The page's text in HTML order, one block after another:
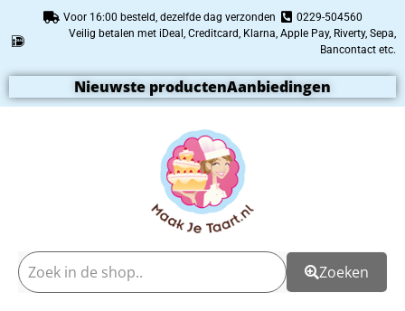
Voor 16:00 besteld, dezelfde dag verzonden
0229-504560
Veilig betalen met iDeal, Creditcard, Klarna, Apple Pay, Riverty, Sepa,
Bancontact etc.
Nieuwste productenAanbiedingen
Zoeken